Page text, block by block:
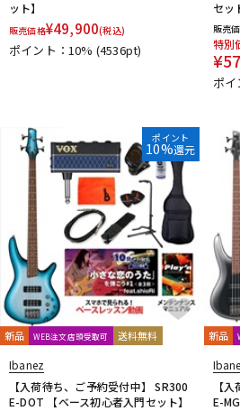
ット】
販売価格¥49,900(税込)
ポイント：10% (4536pt)
セッ
販売
特別
¥
ポ
ポイント
10%還元
新品 WEB注文店頭受取可 送料無料
Ibanez
【入荷待ち、ご予約受付中】 SR300
E-DOT 【ベース初心者入門セット】
新品
【
E-